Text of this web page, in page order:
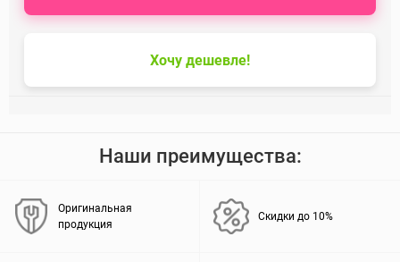
Хочу дешевле!
Наши преимущества:
Оригинальная
продукция
Скидки до 10%